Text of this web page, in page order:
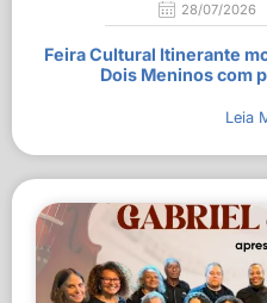
28/07/2026
Feira Cultural Itinerante
Dois Meninos com
Leia